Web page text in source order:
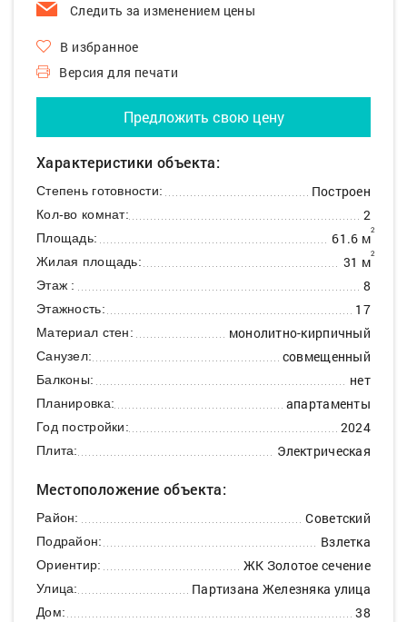
Следить за изменением цены
В избранное
Версия для печати
Предложить свою цену
Характеристики объекта:
Степень готовности: Построен
Кол-во комнат: 2
Площадь: 61.6 м2
Жилая площадь: 31 м2
Этаж : 8
Этажность: 17
Материал стен: монолитно-кирпичный
Санузел: совмещенный
Балконы: нет
Планировка: апартаменты
Год постройки: 2024
Плита: Электрическая
Местоположение объекта:
Район: Советский
Подрайон: Взлетка
Ориентир: ЖК Золотое сечение
Улица: Партизана Железняка улица
Дом: 38